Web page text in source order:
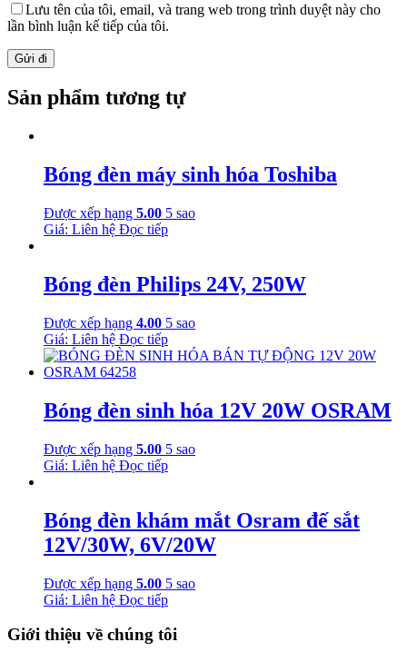
Lưu tên của tôi, email, và trang web trong trình duyệt này cho
lần bình luận kế tiếp của tôi.
Sản phẩm tương tự
Bóng đèn máy sinh hóa Toshiba
Được xếp hạng 5.00 5 sao
Giá: Liên hệ Đọc tiếp
Bóng đèn Philips 24V, 250W
Được xếp hạng 4.00 5 sao
Giá: Liên hệ Đọc tiếp
Bóng đèn sinh hóa 12V 20W OSRAM
Được xếp hạng 5.00 5 sao
Giá: Liên hệ Đọc tiếp
Bóng đèn khám mắt Osram đế sắt
12V/30W, 6V/20W
Được xếp hạng 5.00 5 sao
Giá: Liên hệ Đọc tiếp
Giới thiệu về chúng tôi